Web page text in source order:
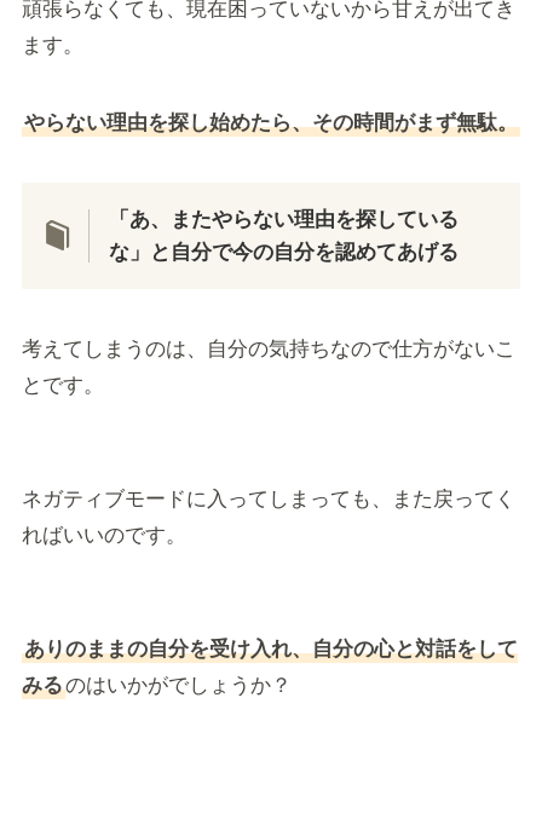
頑張らなくても、現在困っていないから甘えが出てき
ます。
やらない理由を探し始めたら、その時間がまず無駄。
「あ、またやらない理由を探している
な」と自分で今の自分を認めてあげる
考えてしまうのは、自分の気持ちなので仕方がないこ
とです。
ネガティブモードに入ってしまっても、また戻ってく
ればいいのです。
ありのままの自分を受け入れ、自分の心と対話をして
みるのはいかがでしょうか？